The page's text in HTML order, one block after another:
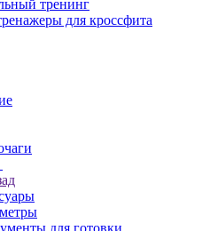
тренинг
для кроссфита
для готовки